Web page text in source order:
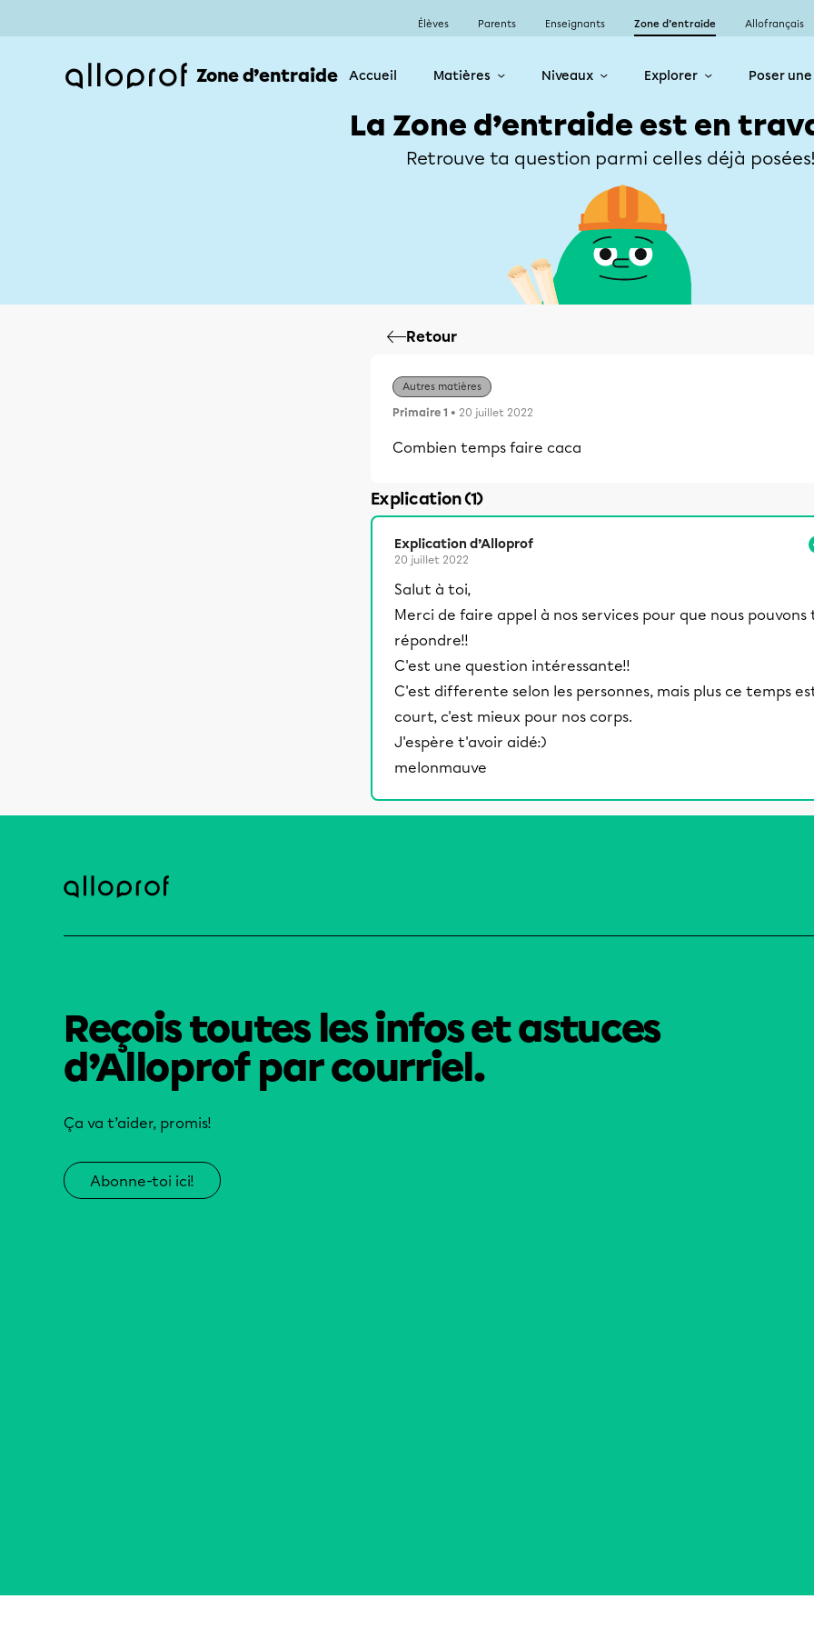
Élèves Parents Enseignants Zone d’entraide Allofrançais
Zone d’entraide Accueil Matières Niveaux Explorer Poser
La Zone d’entraide est en
Retrouve ta question parmi celles déjà
Retour
Autres matières
Primaire 1 • 20 juillet 2022
Combien temps faire caca
Explication (1)
Explication d’Alloprof
20 juillet 2022
Salut à toi,
Merci de faire appel à nos services pour que nous pouvons
répondre!!
C'est une question intéressante!!
C'est differente selon les personnes, mais plus ce temps
court, c'est mieux pour nos corps.
J'espère t'avoir aidé:)
melonmauve
Reçois toutes les infos et astuces
d’Alloprof par courriel.
Ça va t’aider, promis!
Abonne-toi ici!